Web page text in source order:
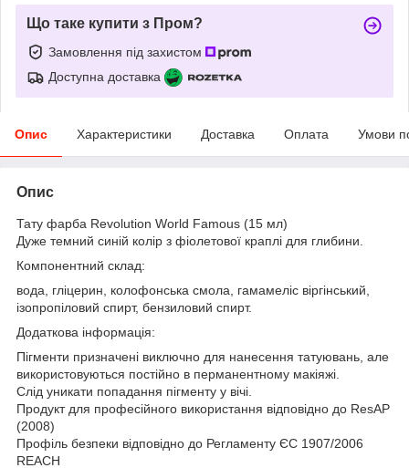
Що таке купити з Пром?
Замовлення під захистом
Доступна доставка
Опис Характеристики Доставка Оплата Умови
Опис
Тату фарба Revolution World Famous (15 мл)
Дуже темний синій колір з фіолетової краплі для глибини.
Компонентний склад:
вода, гліцерин, колофонська смола, гамамеліс віргінський,
ізопропіловий спирт, бензиловий спирт.
Додаткова інформація:
Пігменти призначені виключно для нанесення татуювань, але
використовуються постійно в перманентному макіяжі.
Слід уникати попадання пігменту у вічі.
Продукт для професійного використання відповідно до ResAP
(2008)
Профіль безпеки відповідно до Регламенту ЄС 1907/2006
REACH